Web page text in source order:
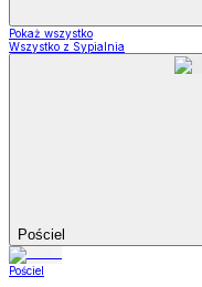
Pokaż wszystko
Wszystko z Sypialnia
Pościel
Pościel